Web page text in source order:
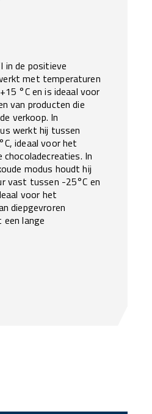
in de positieve
met temperaturen
°C en is ideaal voor
van producten die
verkoop. In
werkt hij tussen
ideaal voor het
chocoladecreaties. In
modus houdt hij
vast tussen -25°C en
voor het
diepgevroren
lange